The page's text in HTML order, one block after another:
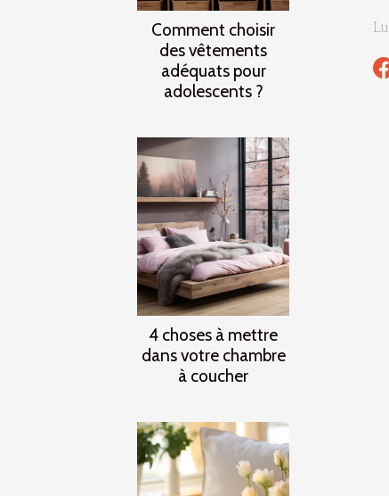
Comment choisir
des vêtements
adéquats pour
adolescents ?
4 choses à mettre
dans votre chambre
à coucher